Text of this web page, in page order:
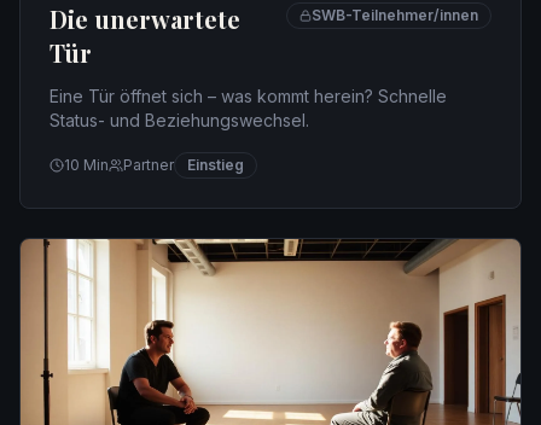
Die unerwartete
Tür
SWB-Teilnehmer/innen
Eine Tür öffnet sich – was kommt herein? Schnelle
Status- und Beziehungswechsel.
10 Min Partner Einstieg